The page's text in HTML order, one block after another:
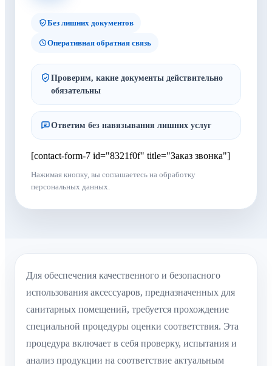
Без лишних документов
Оперативная обратная связь
Проверим, какие документы действительно
обязательны
Ответим без навязывания лишних услуг
[contact-form-7 id="8321f0f" title="Заказ звонка"]
Нажимая кнопку, вы соглашаетесь на обработку
персональных данных.
Для обеспечения качественного и безопасного
использования аксессуаров, предназначенных для
санитарных помещений, требуется прохождение
специальной процедуры оценки соответствия. Эта
процедура включает в себя проверку, испытания и
анализ продукции на соответствие актуальным